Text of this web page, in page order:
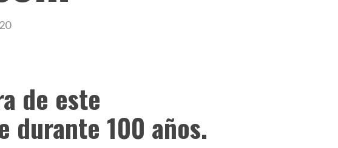
de este
100 años.